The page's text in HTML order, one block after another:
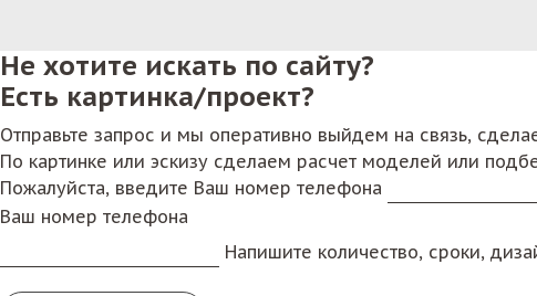
Не хотите искать по сайту?
Есть картинка/проект?
Отправьте запрос и мы оперативно выйдем на связь,
По картинке или эскизу сделаем расчет моделей или
Пожалуйста, введите Ваш номер телефона
Ваш номер телефона
Напишите количество, сроки,